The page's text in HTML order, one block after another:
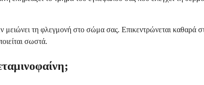
μειώνει τη φλεγμονή στο σώμα σας. Επικεντρώνεται καθαρά
σωστά.